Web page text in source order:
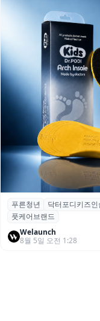
푸른청년, 성장기 아동
터포디 키즈 인솔’ 출시
푸른청년
닥터포디키즈인
풋케어브랜드
Welaunch
8월 5일 오전 1:28